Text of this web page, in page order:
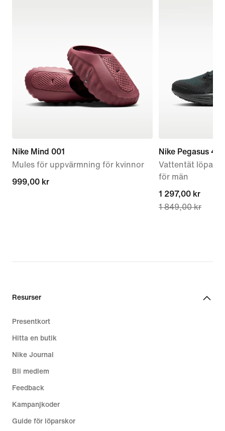
Nike Mind 001
Mules för uppvärmning för kvinnor
999,00 kr
999,00 kr
Nike Pegasus 41
Vattentät
för män
current
price
1 849,00 kr
1 297,00 kr
1 849,00 kr
Resurser
Presentkort
Hitta en butik
Nike Journal
Bli medlem
Feedback
Kampanjkoder
Guide för löparskor